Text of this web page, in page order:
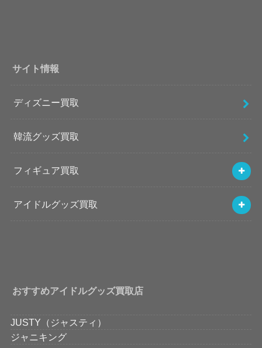
サイト情報
ディズニー買取
韓流グッズ買取
フィギュア買取
アイドルグッズ買取
おすすめアイドルグッズ買取店
JUSTY（ジャスティ）
ジャニキング